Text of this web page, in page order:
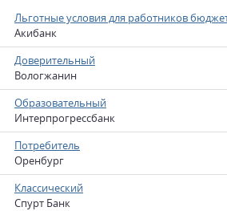
Льготные условия для работников
Акибанк
Доверительный
Вологжанин
Образовательный
Интерпрогрессбанк
Потребитель
Оренбург
Классический
Спурт Банк